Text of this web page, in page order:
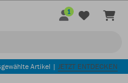
1
Artikel | JETZT ENTDECKEN